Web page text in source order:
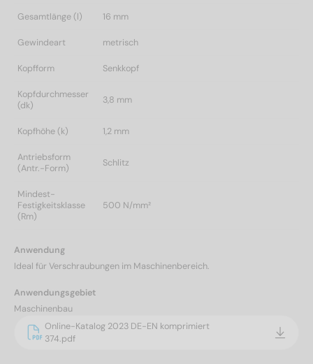
Gesamtlänge (l) 16 mm
Gewindeart metrisch
Kopfform Senkkopf
Kopfdurchmesser
(dk)
3,8 mm
Kopfhöhe (k) 1,2 mm
Antriebsform
(Antr.-Form)
Schlitz
Mindest-
Festigkeitsklasse
(Rm)
500 N/mm²
Anwendung
Ideal für Verschraubungen im Maschinenbereich.
Anwendungsgebiet
Maschinenbau
Online-Katalog 2023 DE-EN komprimiert
374.pdf